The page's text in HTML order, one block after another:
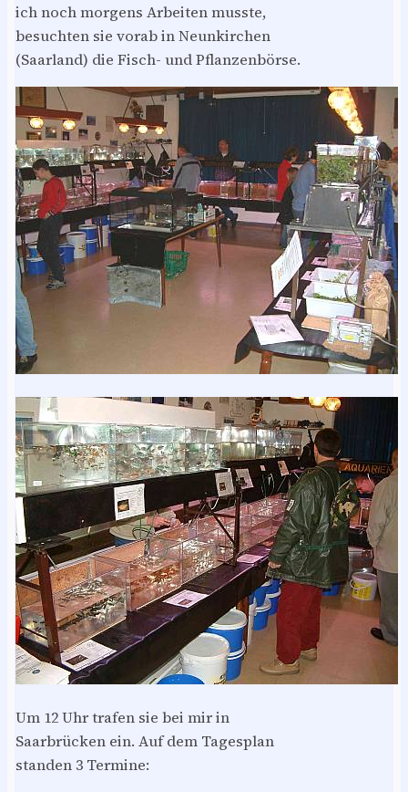
ich noch morgens Arbeiten musste,
besuchten sie vorab in Neunkirchen
(Saarland) die Fisch- und Pflanzenbörse.
Um 12 Uhr trafen sie bei mir in
Saarbrücken ein. Auf dem Tagesplan
standen 3 Termine: